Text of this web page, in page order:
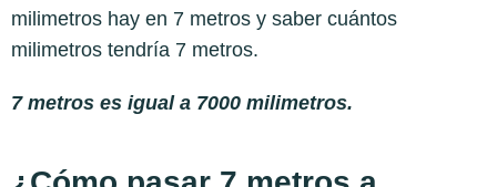
milimetros hay en 7 metros y saber cuántos
milimetros tendría 7 metros.
7 metros es igual a 7000 milimetros.